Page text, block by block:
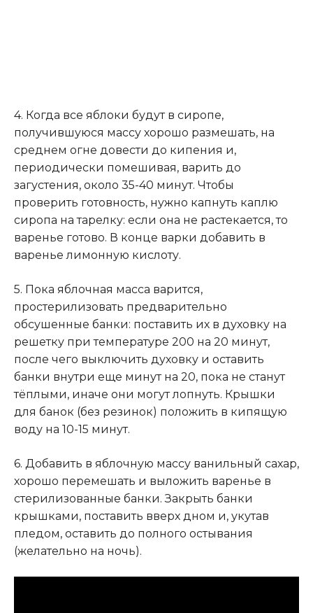
4. Когда все яблоки будут в сиропе,
получившуюся массу хорошо размешать, на
среднем огне довести до кипения и,
периодически помешивая, варить до
загустения, около 35-40 минут. Чтобы
проверить готовность, нужно капнуть каплю
сиропа на тарелку: если она не растекается, то
варенье готово. В конце варки добавить в
варенье лимонную кислоту.
5. Пока яблочная масса варится,
простерилизовать предварительно
обсушенные банки: поставить их в духовку на
решетку при температуре 200 на 20 минут,
после чего выключить духовку и оставить
банки внутри еще минут на 20, пока не станут
тёплыми, иначе они могут лопнуть. Крышки
для банок (без резинок) положить в кипящую
воду на 10-15 минут.
6. Добавить в яблочную массу ванильный сахар,
хорошо перемешать и выложить варенье в
стерилизованные банки. Закрыть банки
крышками, поставить вверх дном и, укутав
пледом, оставить до полного остывания
(желательно на ночь).